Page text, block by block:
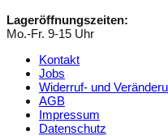
Lageröffnungszeiten:
Mo.-Fr. 9-15 Uhr
Kontakt
Jobs
Widerruf- und
AGB
Impressum
Datenschutz